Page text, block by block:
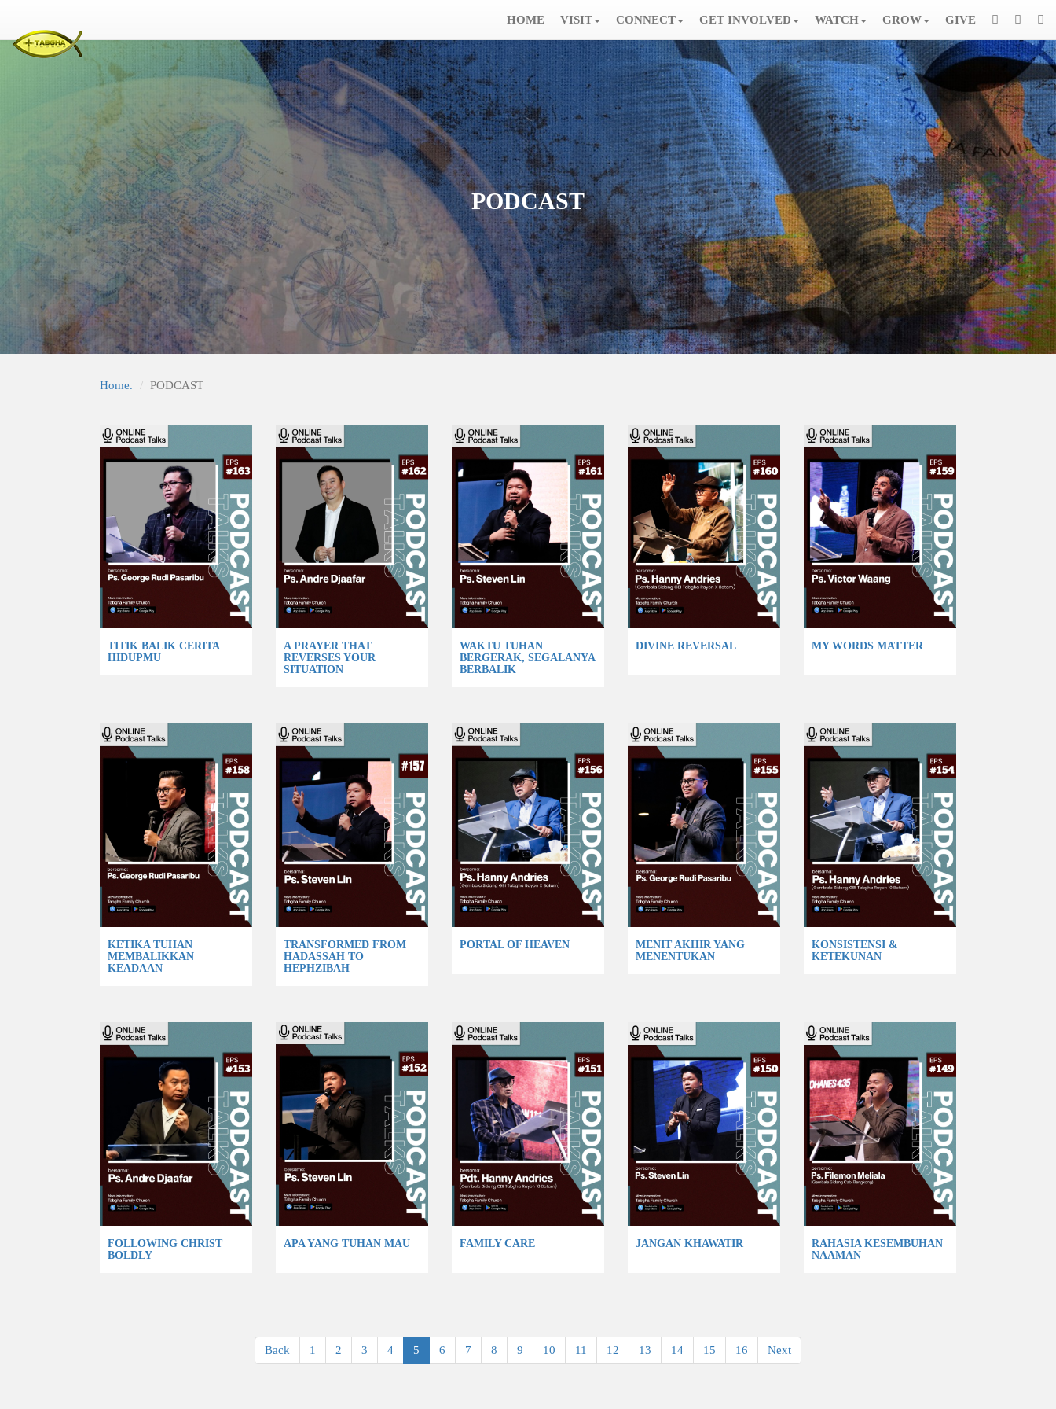
HOME VISIT CONNECT GET INVOLVED WATCH GROW GIVE
PODCAST
Home. PODCAST
TITIK BALIK CERITA
HIDUPMU
A PRAYER THAT
REVERSES YOUR
SITUATION
WAKTU TUHAN
BERGERAK, SEGALANYA
BERBALIK
DIVINE REVERSAL MY WORDS MATTER
KETIKA TUHAN
MEMBALIKKAN
KEADAAN
TRANSFORMED FROM
HADASSAH TO
HEPHZIBAH
PORTAL OF HEAVEN
MENIT AKHIR YANG
MENENTUKAN
KONSISTENSI &
KETEKUNAN
FOLLOWING CHRIST
BOLDLY
APA YANG TUHAN MAU FAMILY CARE JANGAN KHAWATIR
RAHASIA KESEMBUHAN
NAAMAN
Back 1 2 3 4 5 6 7 8 9 10 11 12 13 14 15 16 Next